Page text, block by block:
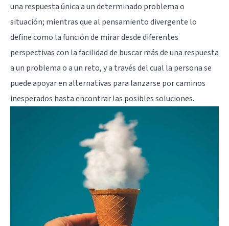
una respuesta única a un determinado problema o
situación; mientras que al pensamiento divergente lo
define como la función de mirar desde diferentes
perspectivas con la facilidad de buscar más de una respuesta
a un problema o a un reto, y a través del cual la persona se
puede apoyar en alternativas para lanzarse por caminos
inesperados hasta encontrar las posibles soluciones.